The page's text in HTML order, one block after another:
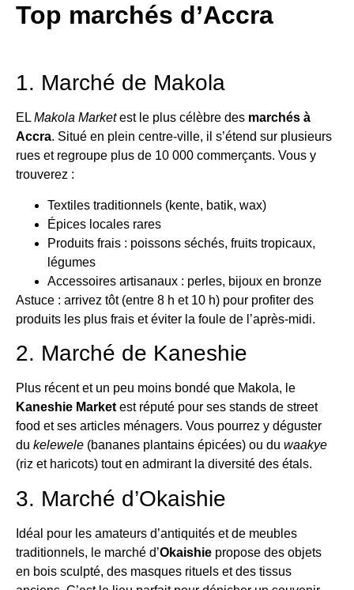
Top marchés d’Accra
1. Marché de Makola
EL Makola Marketest le plus célèbre des marchés à
Accra. Situé en plein centre-ville, il s’étend sur plusieurs
rues et regroupe plus de 10 000 commerçants. Vous y
trouverez :
Textiles traditionnels (kente, batik, wax)
Épices locales rares
Produits frais : poissons séchés, fruits tropicaux,
légumes
Accessoires artisanaux : perles, bijoux en bronze
Astuce : arrivez tôt (entre 8 h et 10 h) pour profiter des
produits les plus frais et éviter la foule de l’après-midi.
2. Marché de Kaneshie
Plus récent et un peu moins bondé que Makola, le
Kaneshie Market est réputé pour ses stands de street
food et ses articles ménagers. Vous pourrez y déguster
du kelewele (bananes plantains épicées) ou du waakye
(riz et haricots) tout en admirant la diversité des étals.
3. Marché d’Okaishie
Idéal pour les amateurs d’antiquités et de meubles
traditionnels, le marché d’Okaishie propose des objets
en bois sculpté, des masques rituels et des tissus